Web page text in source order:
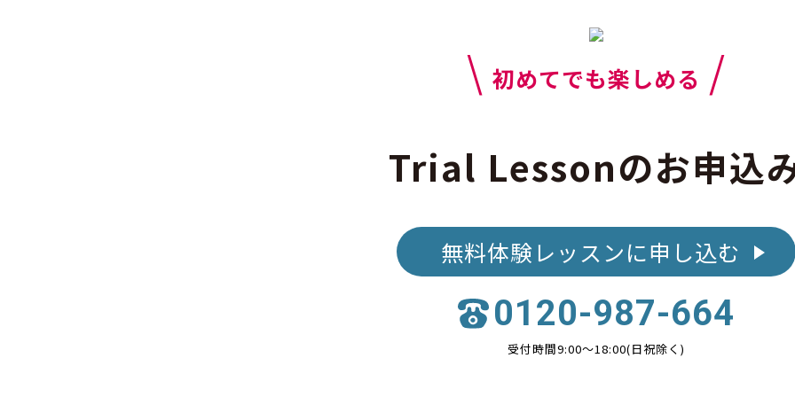
\ 初めてでも楽しめる /
Trial Lessonのお申込
無料体験レッスンに申し込む
0120-987-664
受付時間9:00〜18:00(日祝除く)